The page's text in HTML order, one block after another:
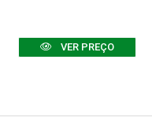
VER PREÇO